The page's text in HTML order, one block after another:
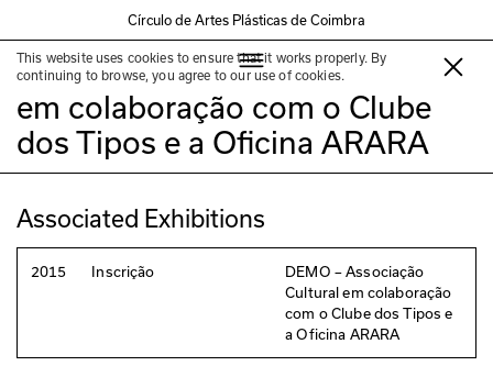
Círculo de Artes Plásticas de Coimbra
This website uses cookies to ensure that it works properly. By
continuing to browse, you agree to our use of cookies.
DEMO – Associação Cultural
em colaboração com o Clube
dos Tipos e a Oficina ARARA
Associated Exhibitions
2015 Inscrição
DEMO – Associação
Cultural em colaboração
com o Clube dos Tipos e
a Oficina ARARA